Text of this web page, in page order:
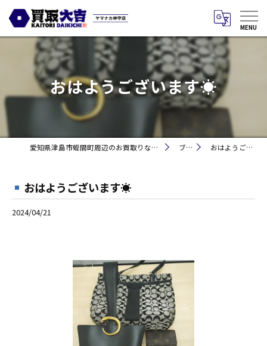
おはようございます☀
愛知県津島市蛭間町周辺のお買取りなら買取大吉 ヤマナカ神守店 ブログ おはようございます☀
おはようございます☀
2024/04/21